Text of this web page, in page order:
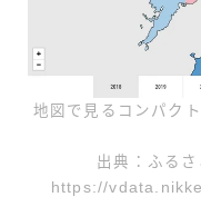
地図で見るコンパク
出典：ふる
https://